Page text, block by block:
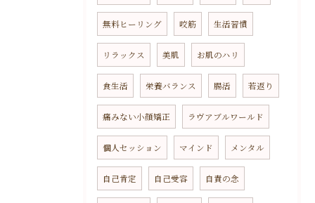
無料ヒーリング 咬筋 生活習慣
リラックス 美肌 お肌のハリ
食生活 栄養バランス 腸活 若返り
痛みない小顔矯正 ラヴアブルワールド
個人セッション マインド メンタル
自己肯定 自己受容 自責の念